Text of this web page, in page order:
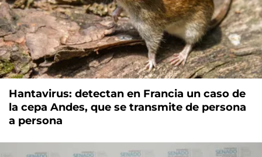
Hantavirus: detectan en Francia un caso de
la cepa Andes, que se transmite de persona
a persona